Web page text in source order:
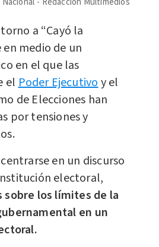
a “Cayó la
en medio de un
en el que las
el Poder Ejecutivo y el
de Elecciones han
por tensiones y
en un discurso
electoral,
sobre los límites de la
en un